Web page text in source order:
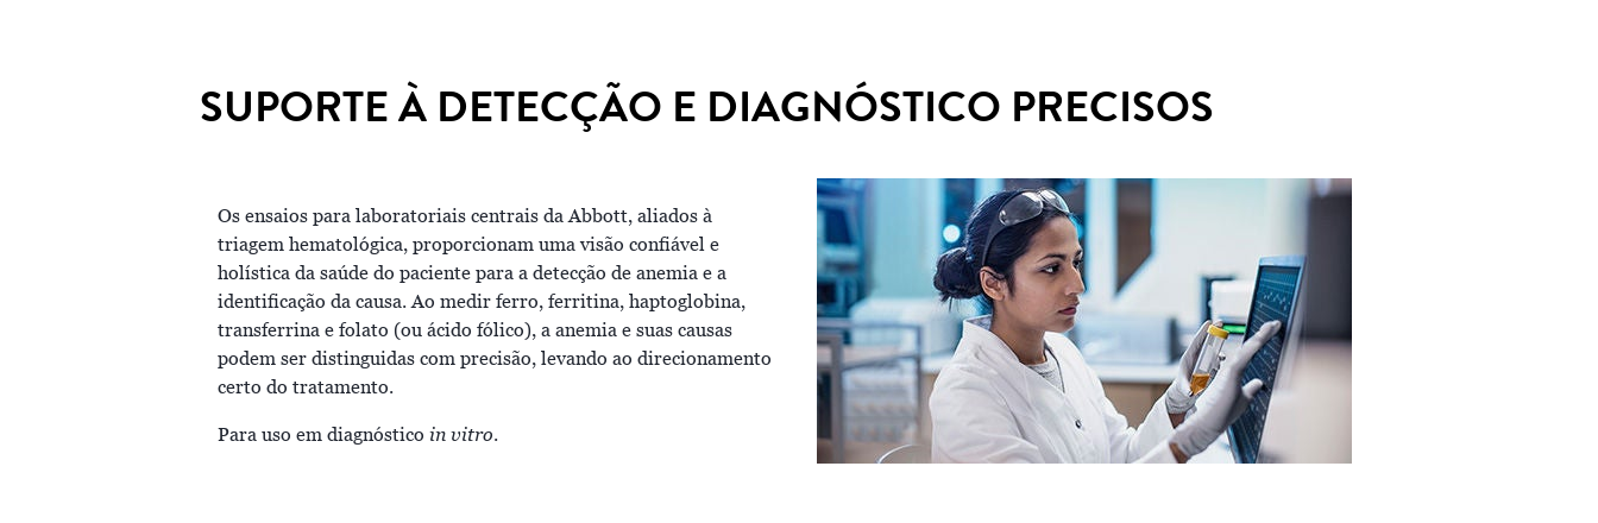
SUPORTE À DETECÇÃO E DIAGNÓSTICO PRECISOS
Os ensaios para laboratoriais centrais da Abbott, aliados à
triagem hematológica, proporcionam uma visão confiável e
holística da saúde do paciente para a detecção de anemia e a
identificação da causa. Ao medir ferro, ferritina, haptoglobina,
transferrina e folato (ou ácido fólico), a anemia e suas causas
podem ser distinguidas com precisão, levando ao direcionamento
certo do tratamento.
Para uso em diagnóstico in vitro.